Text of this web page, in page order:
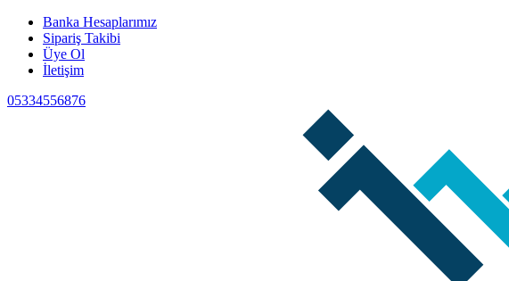
Banka Hesaplarımız
Sipariş Takibi
Üye Ol
İletişim
05334556876